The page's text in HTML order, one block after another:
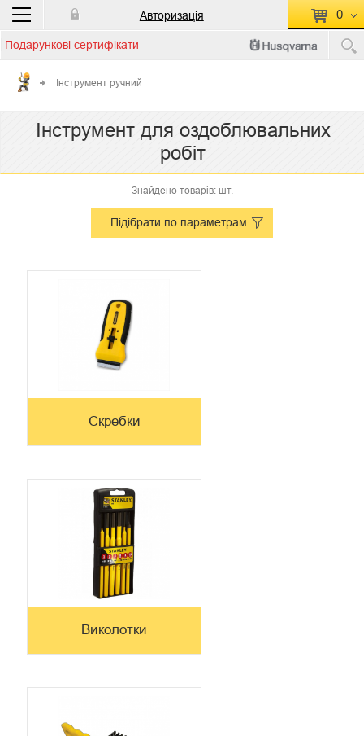
Авторизація 0
КОШИК ПУСТИЙ
до кошику
Подарункові сертифікати
Інструмент ручний
Інструмент для оздоблювальних
робіт
Знайдено товарів: шт.
Підібрати по параметрам
Скребки
Виколотки